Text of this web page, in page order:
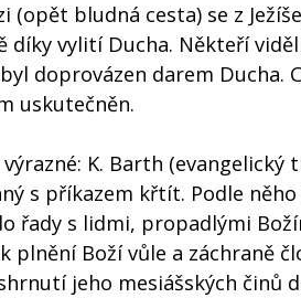
(opět bludná cesta) se z
vylití Ducha. Někteří
doprovázen darem Ducha.
uskutečněn.
K. Barth
s příkazem křtít. Podle něho
řady s lidmi, propadlými
plnění Boží vůle a záchraně
jeho mesiášských činů